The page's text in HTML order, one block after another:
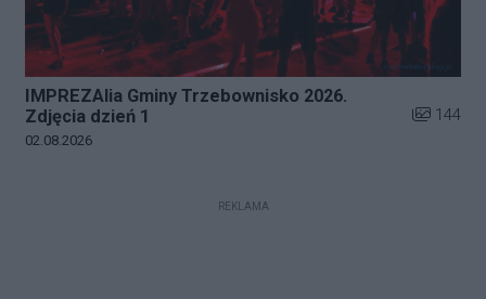
IMPREZAlia Gminy Trzebownisko 2026.
Zdjęcia dzień 1
Liczba
144
Data dodania galerii:
02.08.2026
REKLAMA